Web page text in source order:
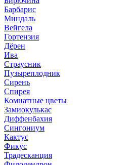
Барбарис
Миндаль
Вейгела
Гортензия
Дёрен
Ива
Страусник
Пузыреплодник
Сирень
Спирея
Комнатные цветы
Замиокулькас
Диффенбахия
Сингониум
Кактус
Фикус
Традесканция